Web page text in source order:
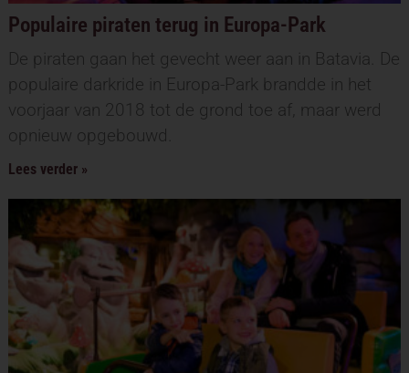
Populaire piraten terug in Europa-Park
De piraten gaan het gevecht weer aan in Batavia. De
populaire darkride in Europa-Park brandde in het
voorjaar van 2018 tot de grond toe af, maar werd
opnieuw opgebouwd.
Lees verder »